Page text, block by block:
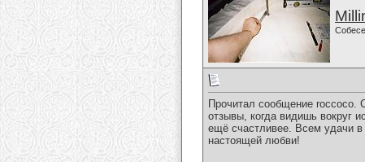
Прочитал сообщение roccoco.
отзывы, когда видишь вокруг
ещё счастливее. Всем удачи в
настоящей любви!